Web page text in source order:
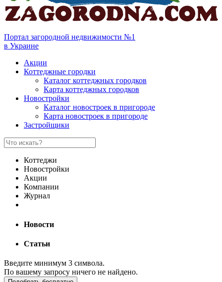
Портал загородной недвижимости №1
в Украине
Акции
Коттеджные городки
Каталог коттеджных городков
Карта коттеджных городков
Новостройки
Каталог новостроек в пригороде
Карта новостроек в пригороде
Застройщики
Коттеджи
Новостройки
Акции
Компании
Журнал
Новости
Статьи
Введите минимум 3 символа.
По вашему запросу ничего не найдено.